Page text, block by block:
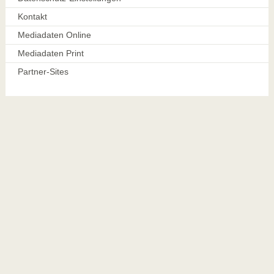
Kontakt
Mediadaten Online
Mediadaten Print
Partner-Sites